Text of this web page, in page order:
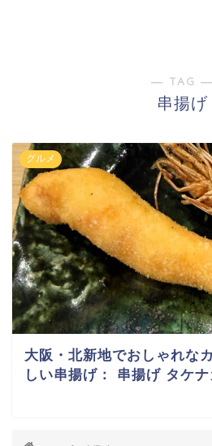
― TAG ―
串揚げ
グルメ
大阪・北新地でおしゃれな
しい串揚げ： 串揚げ タケナ